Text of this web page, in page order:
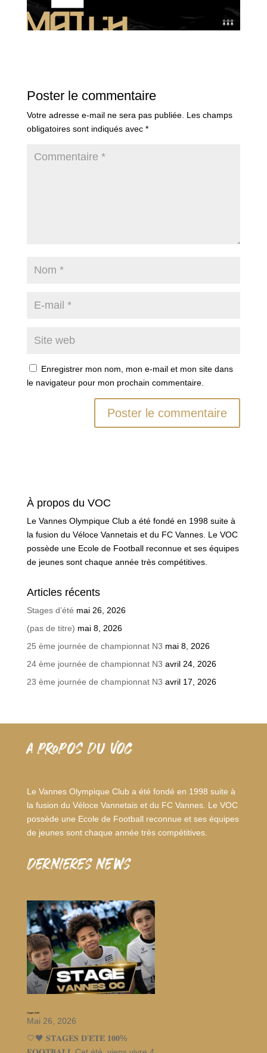
Poster le commentaire
Votre adresse e-mail ne sera pas publiée. Les champs
obligatoires sont indiqués avec *
Enregistrer mon nom, mon e-mail et mon site dans
le navigateur pour mon prochain commentaire.
À propos du VOC
Le Vannes Olympique Club a été fondé en 1998 suite à
la fusion du Véloce Vannetais et du FC Vannes. Le VOC
possède une Ecole de Football reconnue et ses équipes
de jeunes sont chaque année très compétitives.
Articles récents
Stages d’été mai 26, 2026
(pas de titre) mai 8, 2026
25 ème journée de championnat N3 mai 8, 2026
24 ème journée de championnat N3 avril 24, 2026
23 ème journée de championnat N3 avril 17, 2026
A PROPOS DU VOC
Le Vannes Olympique Club a été fondé en 1998 suite à
la fusion du Véloce Vannetais et du FC Vannes. Le VOC
possède une Ecole de Football reconnue et ses équipes
de jeunes sont chaque année très compétitives.
dernieres news
Stages d’été
Mai 26, 2026
🤍🖤 𝐒𝐓𝐀𝐆𝐄𝐒 𝐃’𝐄́𝐓𝐄́ 𝟏𝟎𝟎%